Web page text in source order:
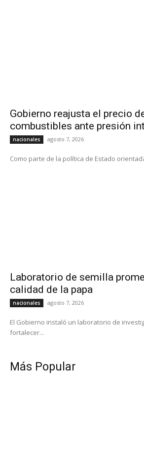
Gobierno reajusta el precio
combustibles ante presión
nacionales agosto 7, 2026
Como parte de la política de Estado
Laboratorio de semilla
calidad de la papa
nacionales agosto 7, 2026
El Gobierno instaló un laboratorio de
fortalecer...
Más Popular